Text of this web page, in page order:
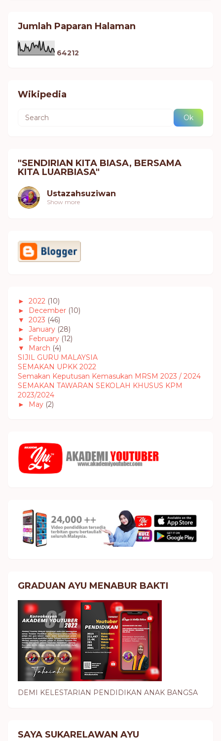
Jumlah Paparan Halaman
64212
Wikipedia
"SENDIRIAN KITA BIASA, BERSAMA
KITA LUARBIASA"
Ustazahsuziwan
Show more
► 2022 (10)
►
December (10)
▼
2023 (46)
► January (28)
►
February (12)
▼
March (4)
SIJIL GURU MALAYSIA
SEMAKAN UPKK 2022
Semakan Keputusan Kemasukan MRSM 2023 / 2024
SEMAKAN TAWARAN SEKOLAH KHUSUS KPM
2023/2024
►
May (2)
GRADUAN AYU MENABUR BAKTI
DEMI KELESTARIAN PENDIDIKAN ANAK BANGSA
SAYA SUKARELAWAN AYU